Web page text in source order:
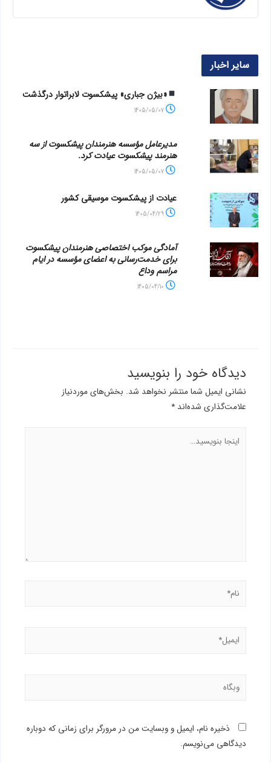
سایر اخبار
«بیژن جباری» پیشکسوت لابراتوار درگذشت
مدیرعامل مؤسسه هنرمندان پیشکسوت از سه
هنرمند پیشکسوت عیادت کرد.
عیادت از پیشکسوت موسیقی کشور
آمادگی موکب اختصاصی هنرمندان پیشکسوت
برای خدمت‌رسانی به اعضای مؤسسه در ایام
مراسم وداع
دیدگاه‌ خود را بنویسید
نشانی ایمیل شما منتشر نخواهد شد. بخش‌های موردنیاز
علامت‌گذاری شده‌اند *
ذخیره نام، ایمیل و وبسایت من در مرورگر برای زمانی که دوباره
دیدگاهی می‌نویسم.